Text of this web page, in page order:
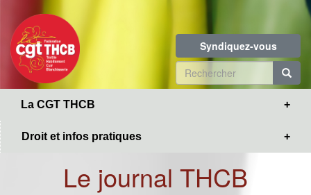
contenu
principal
Syndiquez-vous
Formulaire
de
La CGT THCB
Droit et infos pratiques
Le journal THCB